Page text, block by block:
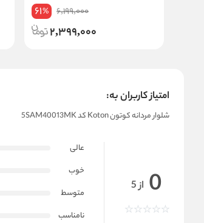
6,199,000
61%
2,399,000
امتیاز کاربران به:
شلوار مردانه کوتون Koton کد 5SAM40013MK
0 از 5
عالی
خوب
متوسط
نامناسب